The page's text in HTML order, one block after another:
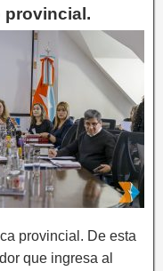
provincial.
provincial. De esta
que ingresa al